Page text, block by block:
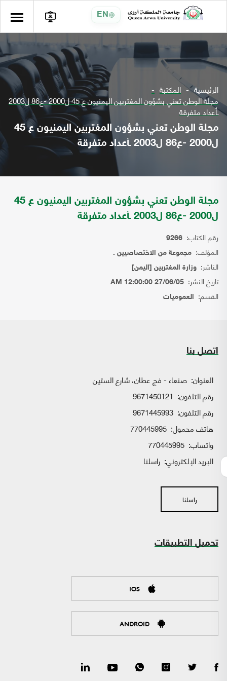
EN
الرئيسية المكتبة
مجلة الوطن تعني بشؤون المغتربين اليمنيون ع 45 ل2000 -ع86 ل2003
ـأعداد متفرقة
مجلة الوطن تعني بشؤون المغتربين اليمنيون ع 45
ل2000 -ع86 ل2003 ـأعداد متفرقة
مجلة الوطن تعني بشؤون المغتربين اليمنيون ع 45
ل2000 -ع86 ل2003 ـأعداد متفرقة
رقم الكتاب: 9266
المؤلف: مجموعة من الاختصاصيين .
الناشر: وزارة المغتربين [اليمن]
تاريخ النشر: 27/06/05 12:00:00 AM
القسم: العموميات
اتصل بنا
العنوان: صنعاء - فج عطان، شارع الستين
رقم التلفون: 9671450121
رقم التلفون: 9671445993
هاتف محمول: 770445995
واتساب:
البريد الإلكتروني: راسلنا
راسلنا
تحميل التطبيقات
IOS
ANDROID